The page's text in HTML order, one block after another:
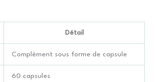
Détail
Complément sous forme de capsule
60 capsules